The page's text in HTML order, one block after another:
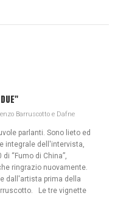
Barruscotto e Dafne
parlanti. Sono lieto ed
integrale dell'intervista,
“Fumo di China”,
ringrazio nuovamente.
dall'artista prima della
Le tre vignette